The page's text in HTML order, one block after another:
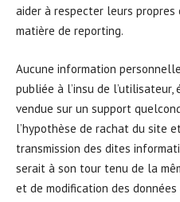
aider à respecter leurs
matière de reporting.
Aucune information
publiée à l’insu de
vendue sur un support
l’hypothèse de rachat du site
transmission des dites
serait à son tour tenu de la
et de modification des